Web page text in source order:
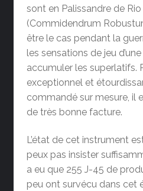
sont en Palissandre de
(Commidendrum
être le cas pendant la
les sensations de jeu
accumuler les superlatifs.
exceptionnel et
commandé sur mesure, il
de très bonne facture.
L’état de cet instrument
peux pas insister
a eu que 255 J-45 de
peu ont survécu dans cet